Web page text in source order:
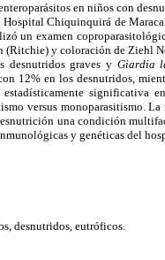
en niños con
Chiquinquirá de
un examen
(Ritchie) y coloración de Ziehl
desnutridos graves y Giardia
12% en los desnutridos,
significativa
versus monoparasitismo.
una condición
y genéticas del
desnutridos, eutróficos.